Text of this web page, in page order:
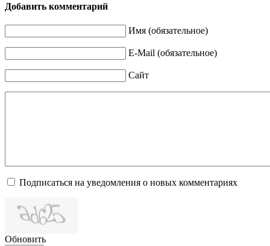
Добавить комментарий
Имя (обязательное)
E-Mail (обязательное)
Сайт
Подписаться на уведомления о новых комментариях
Обновить